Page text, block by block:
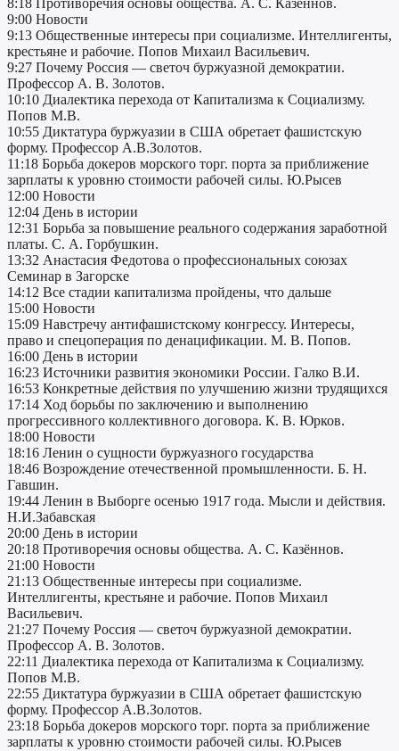
8:18 Противоречия основы общества. А. С. Казённов.
9:00 Новости
9:13 Общественные интересы при социализме. Интеллигенты,
крестьяне и рабочие. Попов Михаил Васильевич.
9:27 Почему Россия — светоч буржуазной демократии.
Профессор А. В. Золотов.
10:10 Диалектика перехода от Капитализма к Социализму.
Попов М.В.
10:55 Диктатура буржуазии в США обретает фашистскую
форму. Профессор А.В.Золотов.
11:18 Борьба докеров морского торг. порта за приближение
зарплаты к уровню стоимости рабочей силы. Ю.Рысев
12:00 Новости
12:04 День в истории
12:31 Борьба за повышение реального содержания заработной
платы. С. А. Горбушкин.
13:32 Анастасия Федотова о профессиональных союзах
Семинар в Загорске
14:12 Все стадии капитализма пройдены, что дальше
15:00 Новости
15:09 Навстречу антифашистскому конгрессу. Интересы,
право и спецоперация по денацификации. М. В. Попов.
16:00 День в истории
16:23 Источники развития экономики России. Галко В.И.
16:53 Конкретные действия по улучшению жизни трудящихся
17:14 Ход борьбы по заключению и выполнению
прогрессивного коллективного договора. К. В. Юрков.
18:00 Новости
18:16 Ленин о сущности буржуазного государства
18:46 Возрождение отечественной промышленности. Б. Н.
Гавшин.
19:44 Ленин в Выборге осенью 1917 года. Мысли и действия.
Н.И.Забавская
20:00 День в истории
20:18 Противоречия основы общества. А. С. Казённов.
21:00 Новости
21:13 Общественные интересы при социализме.
Интеллигенты, крестьяне и рабочие. Попов Михаил
Васильевич.
21:27 Почему Россия — светоч буржуазной демократии.
Профессор А. В. Золотов.
22:11 Диалектика перехода от Капитализма к Социализму.
Попов М.В.
22:55 Диктатура буржуазии в США обретает фашистскую
форму. Профессор А.В.Золотов.
23:18 Борьба докеров морского торг. порта за приближение
зарплаты к уровню стоимости рабочей силы. Ю.Рысев